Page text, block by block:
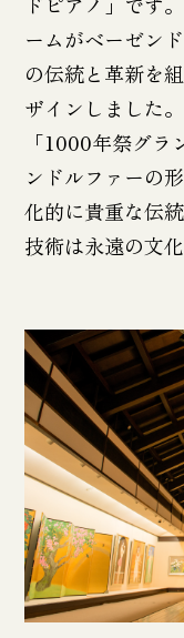
ームがベーゼン
の伝統と革新を
ザインしました
「1000年祭グ
ンドルファーの
化的に貴重な伝
技術は永遠の文